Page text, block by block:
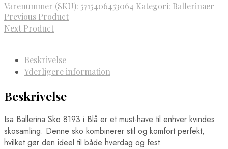
Varenummer (SKU): 5715406453064 Kategori: Ballerinaer
Previous Product
Next Product
Beskrivelse
Yderligere information
Beskrivelse
Isa Ballerina Sko 8193 i Blå er et must-have til enhver kvindes
skosamling. Denne sko kombinerer stil og komfort perfekt,
hvilket gør den ideel til både hverdag og fest.